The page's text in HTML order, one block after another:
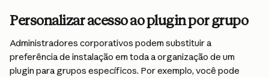
Personalizar acesso ao plugin por grupo
Administradores corporativos podem substituir a
preferência de instalação em toda a organização de um
plugin para grupos específicos. Por exemplo, você pode